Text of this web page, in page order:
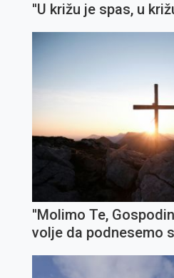
''U križu je spas, u
''Molimo Te,
volje da podnesemo